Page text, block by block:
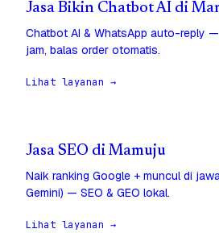
Jasa Bikin Chatbot AI di
Chatbot AI & WhatsApp auto-reply
jam, balas order otomatis.
Lihat layanan →
Jasa SEO di Mamuju
Naik ranking Google + muncul di
Gemini) — SEO & GEO lokal.
Lihat layanan →